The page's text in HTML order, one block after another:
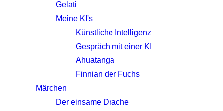
Gelati
Meine KI's
Künstliche Intelligenz
Gespräch mit einer KI
Āhuatanga
Finnian der Fuchs
Märchen
Der einsame Drache